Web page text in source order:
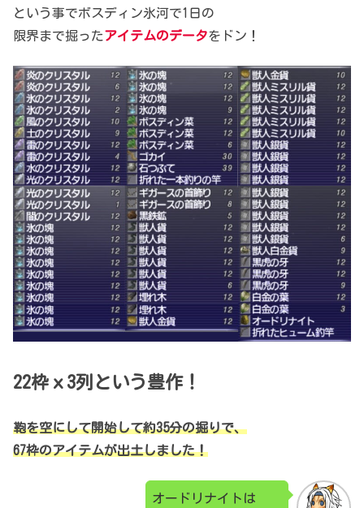
という事でボスディン氷河で1日の
限界まで掘ったアイテムのデータをドン！
22枠ｘ3列という豊作！
鞄を空にして開始して約35分の掘りで、
67枠のアイテムが出土しました！
オードリナイトは